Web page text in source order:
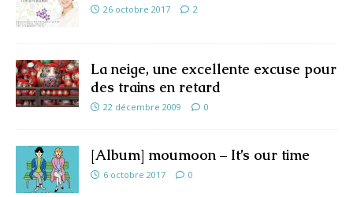
26 octobre 2017 2
La neige, une excellente excuse pour
des trains en retard
22 décembre 2009 0
[Album] moumoon – It’s our time
6 octobre 2017 0